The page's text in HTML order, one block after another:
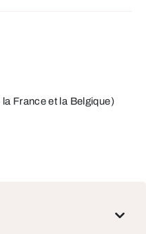
France et la Belgique)